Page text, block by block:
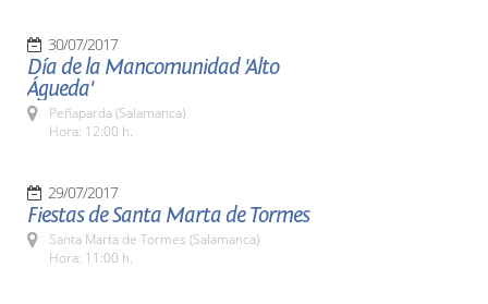
30/07/2017
Día de la Mancomunidad 'Alto
Águeda'
Peñaparda (Salamanca)
Hora: 12:00 h.
29/07/2017
Fiestas de Santa Marta de Tormes
Santa Marta de Tormes (Salamanca)
Hora: 11:00 h.